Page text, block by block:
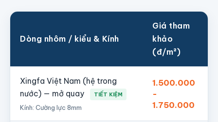
Dòng nhôm / kiểu & Kính
Giá tham
khảo
(đ/m²)
Xingfa Việt Nam (hệ trong
nước) — mở quay
TIẾT KIỆM
Kính: Cường lực 8mm
1.500.000
-
1.750.000